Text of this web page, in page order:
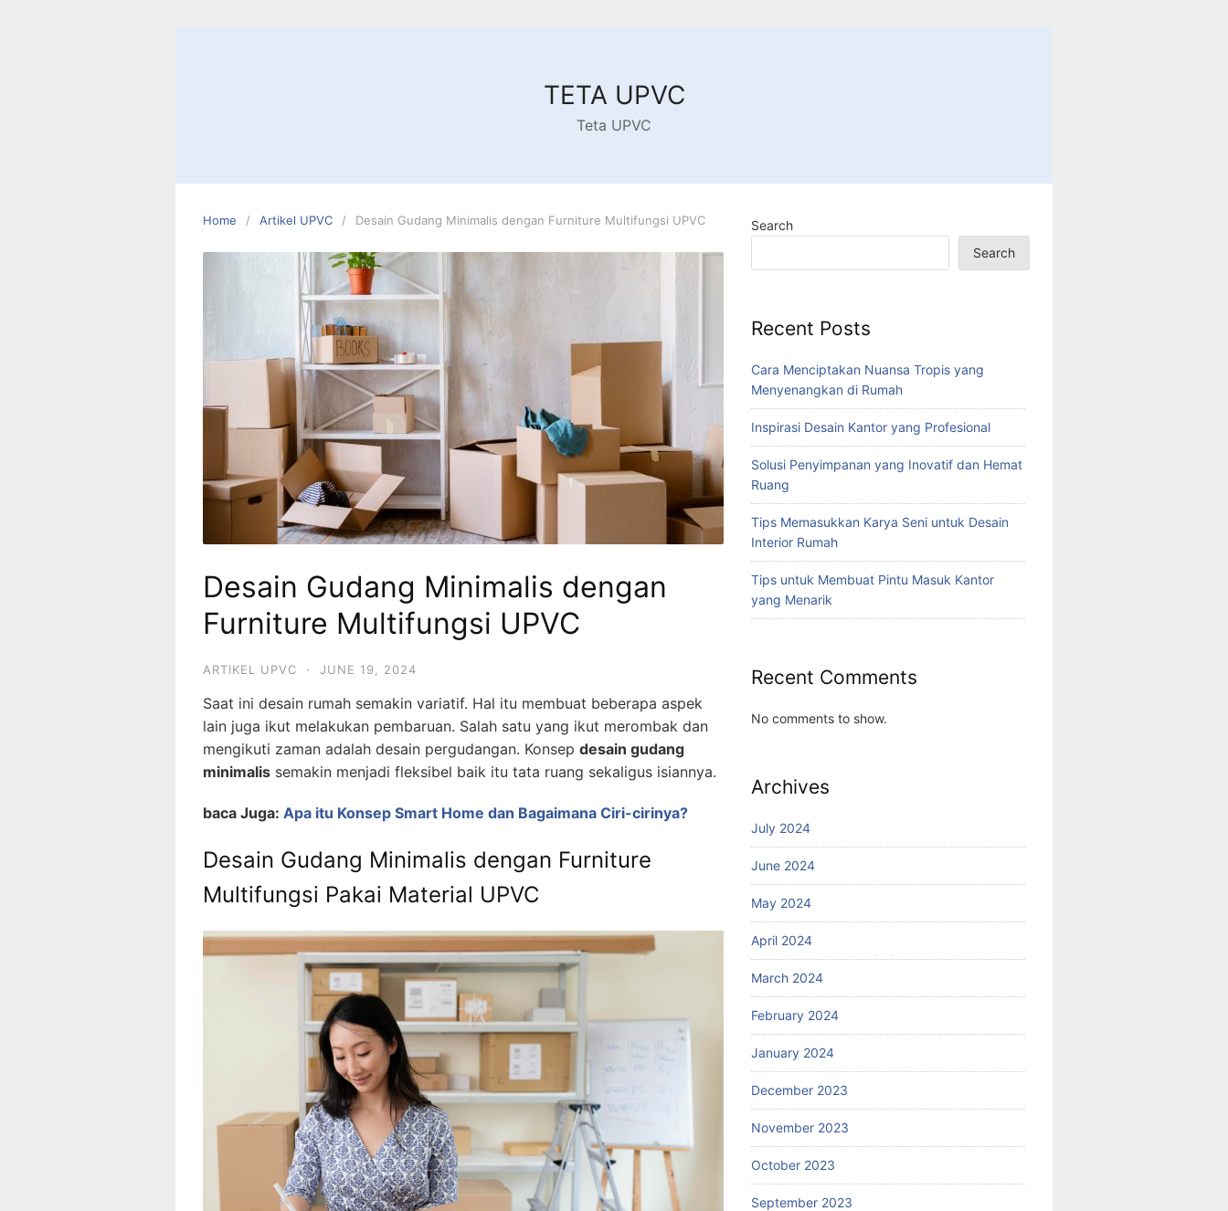
TETA UPVC
Teta UPVC
Home Artikel UPVC Desain Gudang Minimalis dengan Furniture Multifungsi UPVC
Desain Gudang Minimalis dengan
Furniture Multifungsi UPVC
ARTIKEL UPVC · JUNE 19, 2024
Saat ini desain rumah semakin variatif. Hal itu membuat beberapa aspek
lain juga ikut melakukan pembaruan. Salah satu yang ikut merombak dan
mengikuti zaman adalah desain pergudangan. Konsep desain gudang
minimalis semakin menjadi fleksibel baik itu tata ruang sekaligus isiannya.
baca Juga: Apa itu Konsep Smart Home dan Bagaimana Ciri-cirinya?
Desain Gudang Minimalis dengan Furniture
Multifungsi Pakai Material UPVC
Search
Search
Recent Posts
Cara Menciptakan Nuansa Tropis yang
Menyenangkan di Rumah
Inspirasi Desain Kantor yang Profesional
Solusi Penyimpanan yang Inovatif dan Hemat
Ruang
Tips Memasukkan Karya Seni untuk Desain
Interior Rumah
Tips untuk Membuat Pintu Masuk Kantor
yang Menarik
Recent Comments
No comments to show.
Archives
July 2024
June 2024
May 2024
April 2024
March 2024
February 2024
January 2024
December 2023
November 2023
October 2023
September 2023